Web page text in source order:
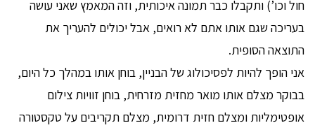
חול וכו’) ותקבלו כבר תמונה איכותית, וזה המאמץ שאני עושה
בעריכה שגם אותו אתם לא רואים, אבל יכולים להעריך את
התוצאה הסופית.
אני הופך להיות לפסיכולוג של הבניין, בוחן אותו במהלך כל היום,
בבוקר מצלם אותו מואר מחזית מזרחית, בוחן זוויות צילום
אופטימליות ומצלם חזית דרומית, מצלם תקריבים על טקסטורה